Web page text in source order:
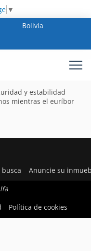
▼
Bolivia
y estabilidad
mientras el euríbor
Anuncie su
Política de cookies